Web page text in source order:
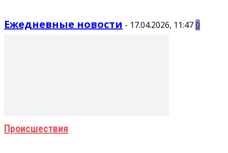
Ежедневные новости - 17.04.2026, 11:470
Происшествия